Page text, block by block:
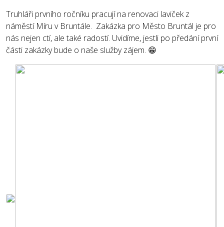
Truhláři prvního ročníku pracují na renovaci laviček z
náměstí Míru v Bruntále. Zakázka pro Město Bruntál je pro
nás nejen ctí, ale také radostí. Uvidíme, jestli po předání první
části zakázky bude o naše služby zájem. 😁